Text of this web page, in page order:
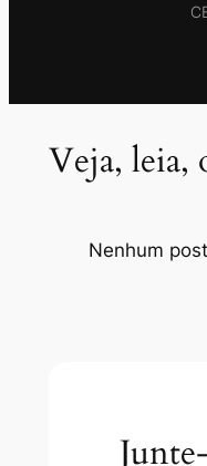
Veja, leia,
Nenhum